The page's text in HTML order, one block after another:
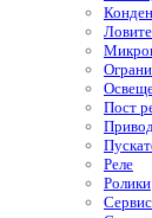
Пост
Реле
Ролики